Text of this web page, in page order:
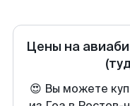
Цены на
😍 Вы можете